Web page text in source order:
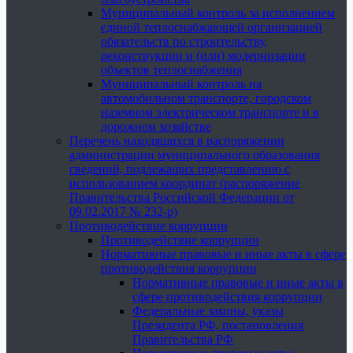
Муниципальный контроль за исполнением
единой теплоснабжающей организацией
обязательств по строительству,
реконструкции и (или) модернизации
объектов теплоснабжения
Муниципальный контроль на
автомобильном транспорте, городском
наземном электрическом транспорте и в
дорожном хозяйстве
Перечень находящихся в распоряжении
администрации муниципального образования
сведений, подлежащих представлению с
использованием координат (распоряжение
Правительства Российской Федерации от
09.02.2017 № 232-р)
Противодействие коррупции
Противодействие коррупции
Нормативные правовые и иные акты в сфере
противодействия коррупции
Нормативные правовые и иные акты в
сфере противодействия коррупции
Федеральные законы, указы
Президента РФ, постановления
Правительства РФ